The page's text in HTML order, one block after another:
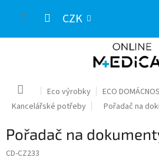
CZK
Domů Eco výrobky
ECO
Kancelářské potřeby
Pořadač na
Pořadač na
CD-CZ233